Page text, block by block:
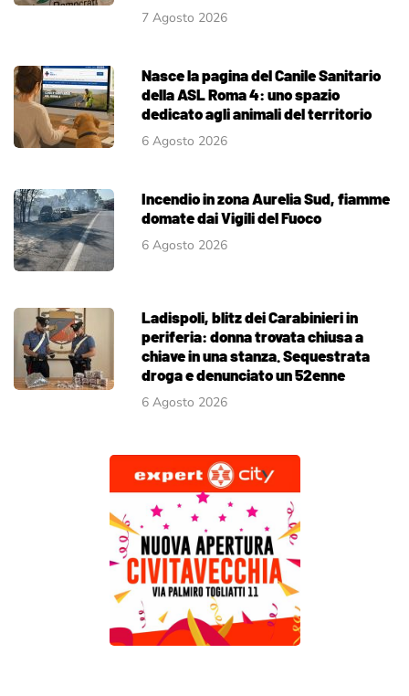
7 Agosto 2026
Nasce la pagina del Canile Sanitario
della ASL Roma 4: uno spazio
dedicato agli animali del territorio
6 Agosto 2026
Incendio in zona Aurelia Sud, fiamme
domate dai Vigili del Fuoco
6 Agosto 2026
Ladispoli, blitz dei Carabinieri in
periferia: donna trovata chiusa a
chiave in una stanza. Sequestrata
droga e denunciato un 52enne
6 Agosto 2026